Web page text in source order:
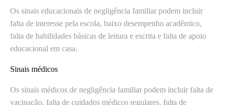
Os sinais educacionais de negligência familiar podem incluir
falta de interesse pela escola, baixo desempenho acadêmico,
falta de habilidades básicas de leitura e escrita e falta de apoio
educacional em casa.
Sinais médicos
Os sinais médicos de negligência familiar podem incluir falta de
vacinação, falta de cuidados médicos regulares, falta de